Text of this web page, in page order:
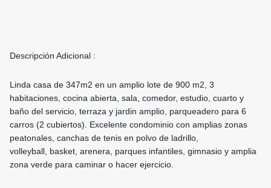
Descripción Adicional :
Linda casa de 347m2 en un amplio lote de 900 m2, 3
habitaciones, cocina abierta, sala, comedor, estudio, cuarto y
baño del servicio, terraza y jardin amplio, parqueadero para 6
carros (2 cubiertos). Excelente condominio con amplias zonas
peatonales, canchas de tenis en polvo de ladrillo,
volleyball, basket, arenera, parques infantiles, gimnasio y amplia
zona verde para caminar o hacer ejercicio.